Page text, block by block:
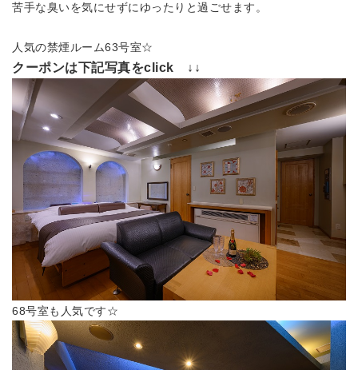
苦手な臭いを気にせずにゆったりと過ごせます。
人気の禁煙ルーム63号室☆
クーポンは下記写真をclick ↓↓
68号室も人気です☆